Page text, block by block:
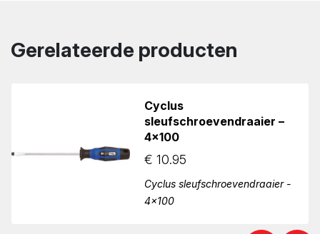
Gerelateerde producten
Cyclus
sleufschroevendraaier –
4×100
€ 10.95
Cyclus sleufschroevendraaier -
4x100